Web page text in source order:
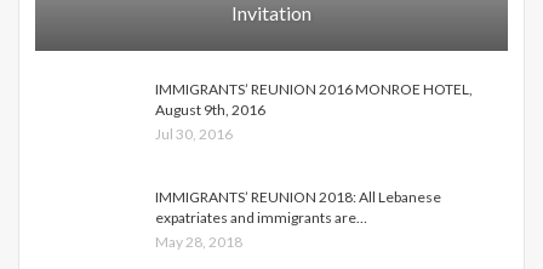
Invitation
IMMIGRANTS’ REUNION 2016 MONROE HOTEL,
August 9th, 2016
Jul 30, 2016
IMMIGRANTS’ REUNION 2018: All Lebanese
expatriates and immigrants are…
May 28, 2018